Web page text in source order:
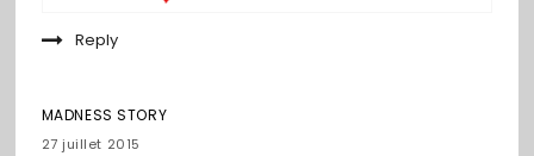
Reply
MADNESS STORY
27 juillet 2015